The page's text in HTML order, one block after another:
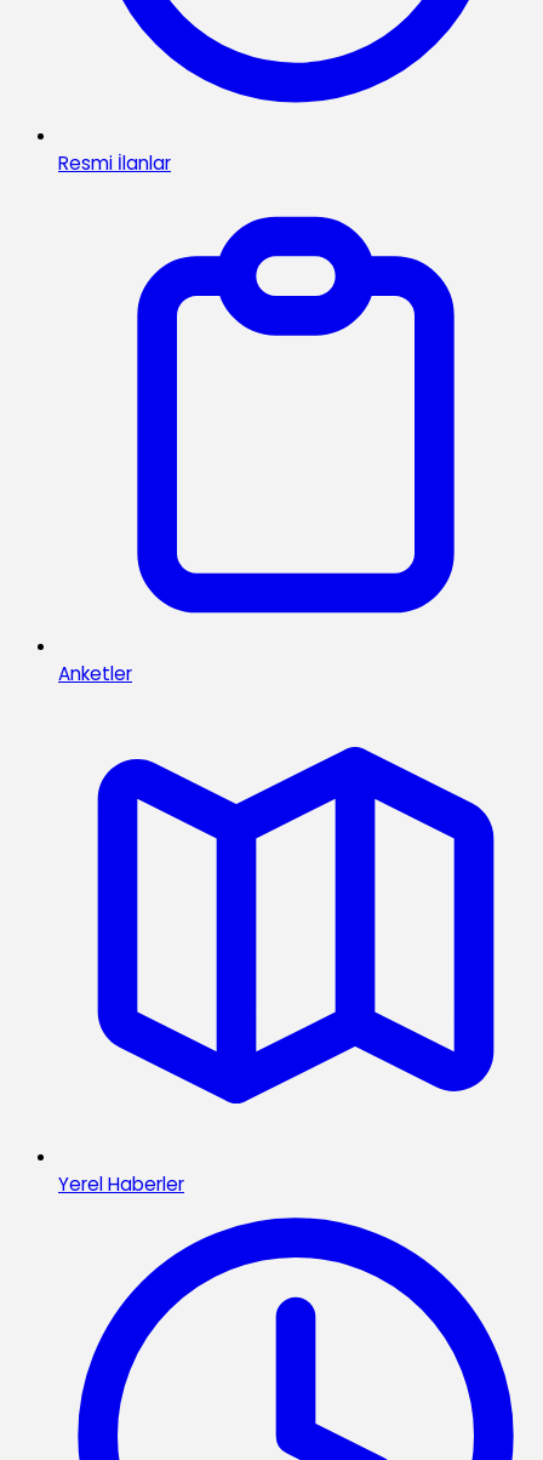
Resmi İlanlar
Anketler
Yerel Haberler